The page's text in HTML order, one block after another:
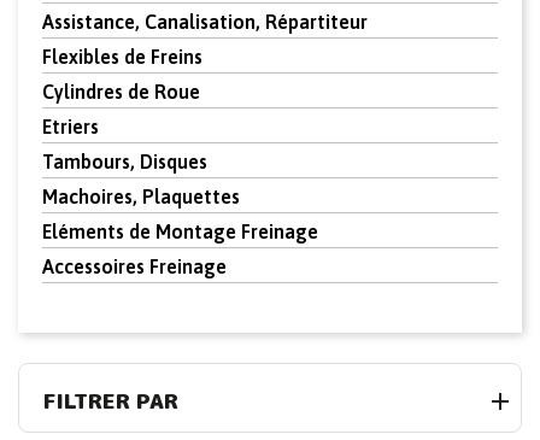
Assistance, Canalisation, Répartiteur
Flexibles de Freins
Cylindres de Roue
Etriers
Tambours, Disques
Machoires, Plaquettes
Eléments de Montage Freinage
Accessoires Freinage
FILTRER PAR